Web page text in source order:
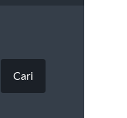
Cari